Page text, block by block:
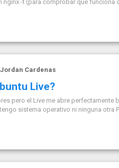
nginx -t (para comprobar que funciona
Jordan Cardenas
Live?
pero el Live me abre perfectamente
sistema operativo ni ninguna otra